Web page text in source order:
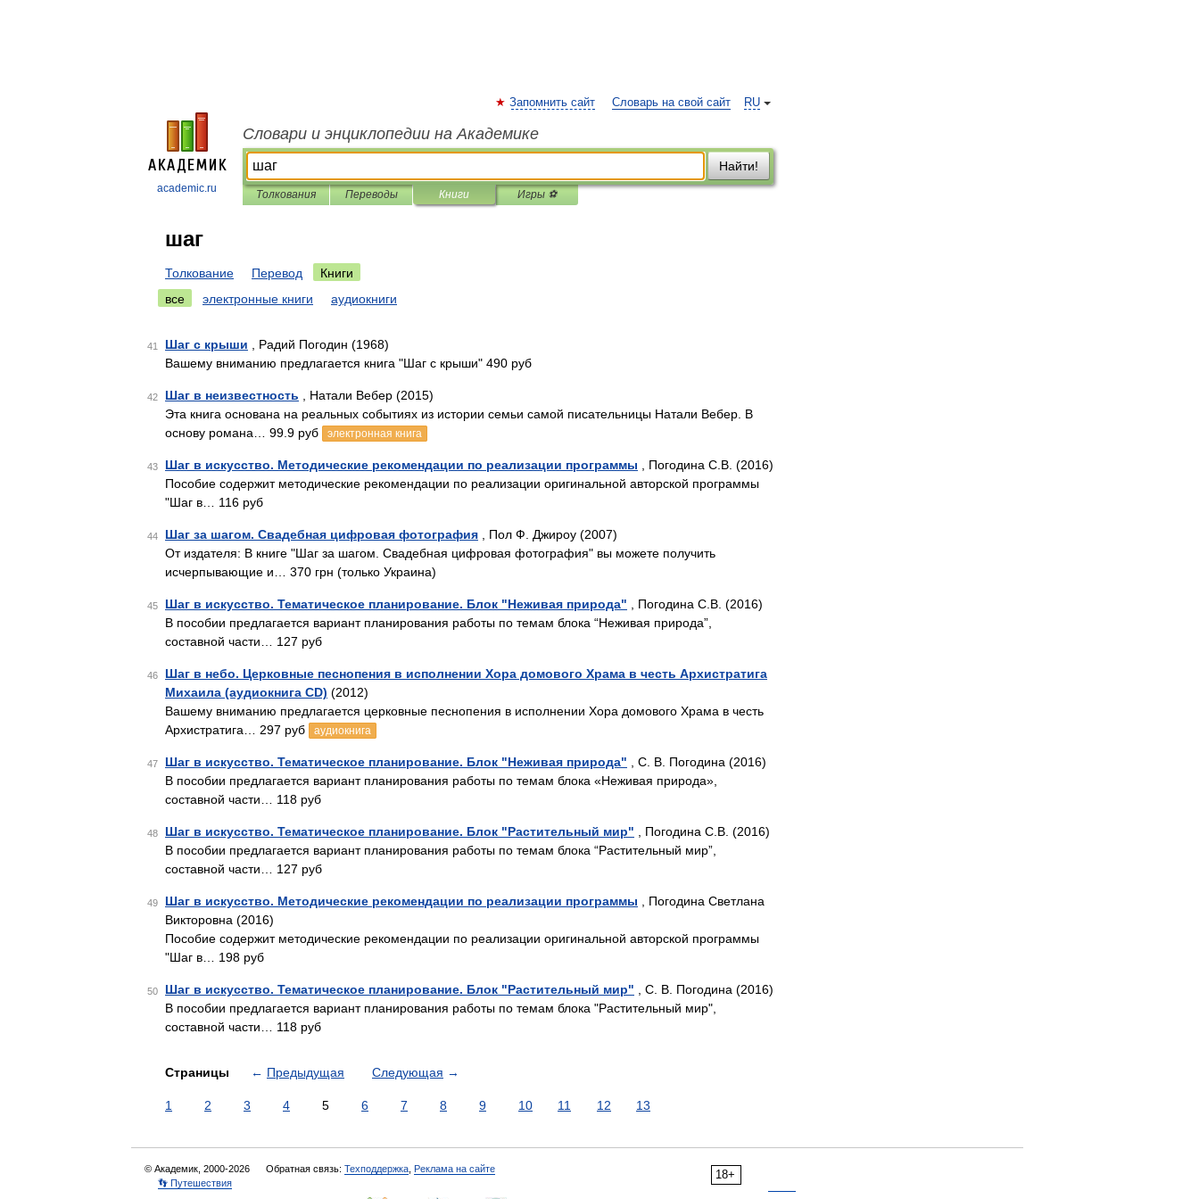
academic.ru
RU
Запомнить сайт Словарь на свой сайт
Словари и энциклопедии на Академике
Найти!
Толкования Переводы Книги Игры ⚽
шаг
Толкование Перевод
Книги
все
электронные книги аудиокниги
41 Шаг с крыши , Радий Погодин (1968)
Вашему вниманию предлагается книга "Шаг с крыши" 490 руб
42 Шаг в неизвестность , Натали Вебер (2015)
Эта книга основана на реальных событиях из истории семьи самой писательницы Натали Вебер. В
основу романа… 99.9 руб
электронная книга
43 Шаг в искусство. Методические рекомендации по реализации программы , Погодина С.В. (2016)
Пособие содержит методические рекомендации по реализации оригинальной авторской программы
"Шаг в… 116 руб
44 Шаг за шагом. Свадебная цифровая фотография , Пол Ф. Джироу (2007)
От издателя: В книге "Шаг за шагом. Свадебная цифровая фотография" вы можете получить
исчерпывающие и… 370 грн (только Украина)
45 Шаг в искусство. Тематическое планирование. Блок "Неживая природа" , Погодина С.В. (2016)
В пособии предлагается вариант планирования работы по темам блока “Неживая природа”,
составной части… 127 руб
46
Шаг в небо. Церковные песнопения в исполнении Хора домового Храма в честь Архистратига
Михаила (аудиокнига CD) (2012)
Вашему вниманию предлагается церковные песнопения в исполнении Хора домового Храма в честь
Архистратига… 297 руб
аудиокнига
47 Шаг в искусство. Тематическое планирование. Блок "Неживая природа" , С. В. Погодина (2016)
В пособии предлагается вариант планирования работы по темам блока «Неживая природа»,
составной части… 118 руб
48 Шаг в искусство. Тематическое планирование. Блок "Растительный мир" , Погодина С.В. (2016)
В пособии предлагается вариант планирования работы по темам блока “Растительный мир”,
составной части… 127 руб
49 Шаг в искусство. Методические рекомендации по реализации программы , Погодина Светлана
Викторовна (2016)
Пособие содержит методические рекомендации по реализации оригинальной авторской программы
"Шаг в… 198 руб
50 Шаг в искусство. Тематическое планирование. Блок "Растительный мир" , С. В. Погодина (2016)
В пособии предлагается вариант планирования работы по темам блока "Растительный мир",
составной части… 118 руб
Страницы ← Предыдущая Следующая →
1 2 3 4 5 6 7 8 9 10 11 12 13
18+
© Академик, 2000-2026 Обратная связь: Техподдержка Реклама на сайте
👣 Путешествия